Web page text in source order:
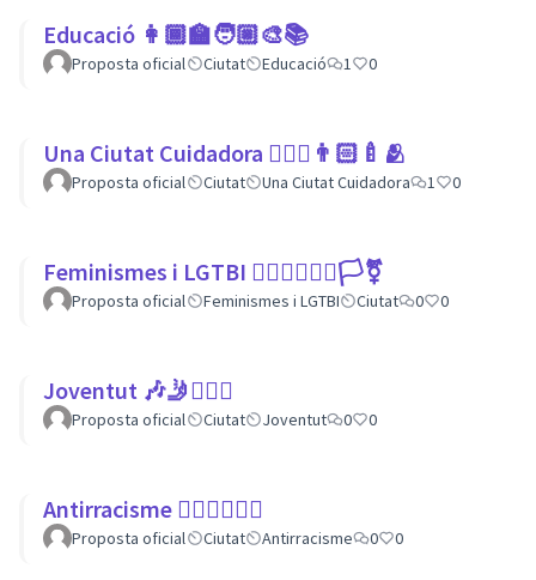
Educació 👩🏾‍🏫🧑🏼‍🎨📚
Proposta oficial Ciutat Educació 1 0
Una Ciutat Cuidadora 💆🏾‍♀️👨🏻‍🍼🫂
Proposta oficial Ciutat Una Ciutat Cuidadora 1 0
Feminismes i LGTBI 💁🏽‍♀👩‍❤️‍👩🏳️‍⚧️
Proposta oficial Feminismes i LGTBI Ciutat 0 0
Joventut 🎶🤳🙇🏽‍♀
Proposta oficial Ciutat Joventut 0 0
Antirracisme ✊🏾✊🏼✊🏿
Proposta oficial Ciutat Antirracisme 0 0